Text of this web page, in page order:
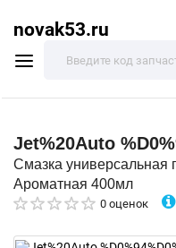
novak53.ru
Jet%20Auto
Смазка универсальная
Ароматная 400мл
0 оценок